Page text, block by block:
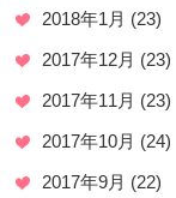
2018年1月 (23)
2017年12月 (23)
2017年11月 (23)
2017年10月 (24)
2017年9月 (22)